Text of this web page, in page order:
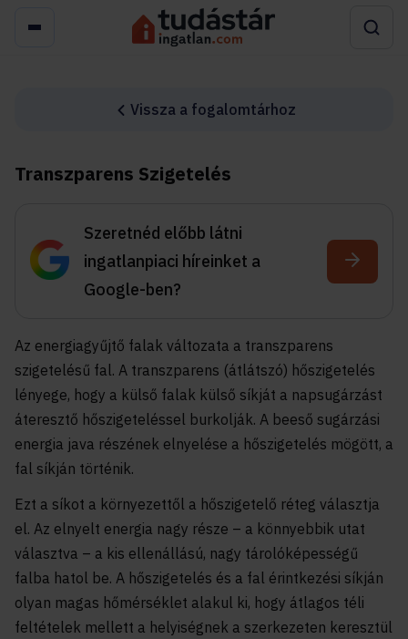
Vissza a fogalomtárhoz
Transzparens Szigetelés
Szeretnéd előbb látni
ingatlanpiaci híreinket a
Google-ben?
Az energiagyűjtő falak változata a transzparens
szigetelésű fal. A transzparens (átlátszó) hőszigetelés
lényege, hogy a külső falak külső síkját a napsugárzást
áteresztő hőszigeteléssel burkolják. A beeső sugárzási
energia java részének elnyelése a hőszigetelés mögött, a
fal síkján történik.
Ezt a síkot a környezettől a hőszigetelő réteg választja
el. Az elnyelt energia nagy része – a könnyebbik utat
választva – a kis ellenállású, nagy tárolóképességű
falba hatol be. A hőszigetelés és a fal érintkezési síkján
olyan magas hőmérséklet alakul ki, hogy átlagos téli
feltételek mellett a helyiségnek a szerkezeten keresztül